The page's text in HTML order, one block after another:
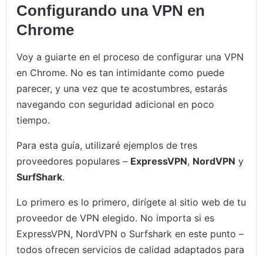
Configurando una VPN en
Chrome
Voy a guiarte en el proceso de configurar una VPN
en Chrome. No es tan intimidante como puede
parecer, y una vez que te acostumbres, estarás
navegando con seguridad adicional en poco
tiempo.
Para esta guía, utilizaré ejemplos de tres
proveedores populares – ExpressVPN, NordVPN y
SurfShark.
Lo primero es lo primero, dirígete al sitio web de tu
proveedor de VPN elegido. No importa si es
ExpressVPN, NordVPN o Surfshark en este punto –
todos ofrecen servicios de calidad adaptados para